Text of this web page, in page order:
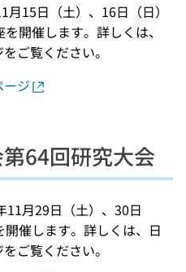
15日（土）、16日（日）
開催します。詳しくは、
ご覧ください。
ジ
64回研究大会
11月29日（土）、30日
開催します。詳しくは、日
ご覧ください。